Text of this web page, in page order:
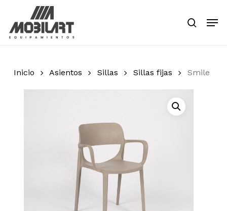
main
search
Inicio Asientos Sillas Sillas fijas Smile